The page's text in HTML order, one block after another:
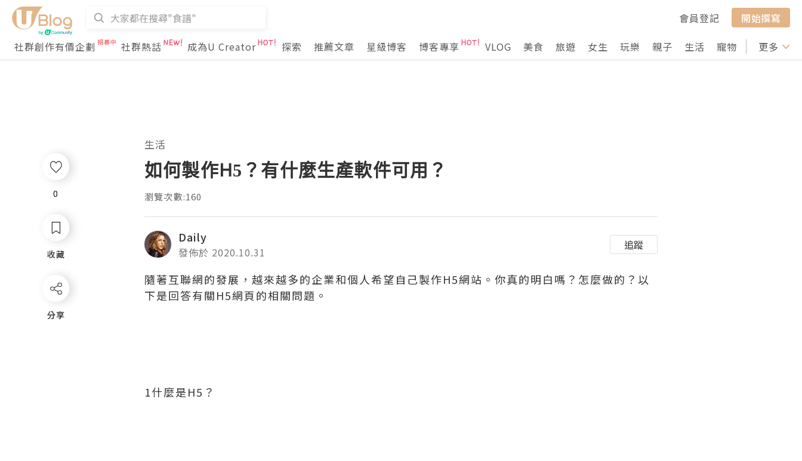
會員登記
開始撰寫
社群創作有價企劃
社群熱話 成為U Creator 探索 推薦文章 星級博客 博客專享 VLOG 美食 旅遊 女生 玩樂 親子 生活 寵物 行山 打卡
更多
0
收藏
分享
生活
如何製作H5？有什麼生產軟件可用？
瀏覽次數:160
Daily
發佈於 2020.10.31
追蹤
隨著互聯網的發展，越來越多的企業和個人希望自己製作H5網站。你真的明白嗎？怎麼做的？以
下是回答有關H5網頁的相關問題。
1什麼是H5？
0
收藏
分享